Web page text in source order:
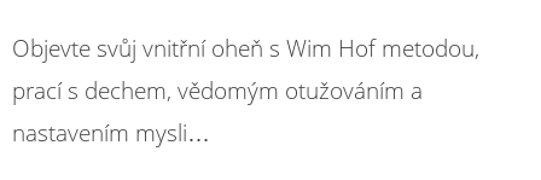
Objevte svůj vnitřní oheň s Wim Hof metodou,
prací s dechem, vědomým otužováním a
nastavením mysli…